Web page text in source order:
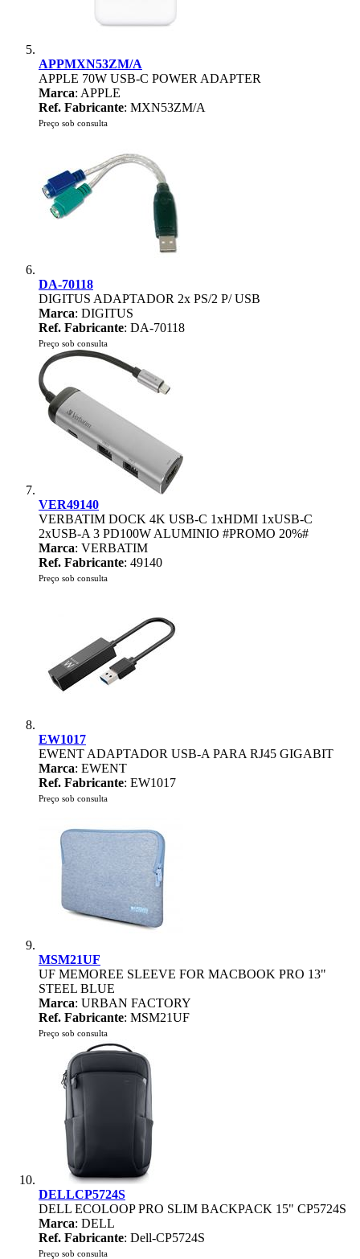
APPMXN53ZM/A
APPLE 70W USB-C POWER ADAPTER
Marca: APPLE
Ref. Fabricante: MXN53ZM/A
Preço sob consulta
DA-70118
DIGITUS ADAPTADOR 2x PS/2 P/ USB
Marca: DIGITUS
Ref. Fabricante: DA-70118
Preço sob consulta
VER49140
VERBATIM DOCK 4K USB-C 1xHDMI 1xUSB-C
2xUSB-A 3 PD100W ALUMINIO #PROMO 20%#
Marca: VERBATIM
Ref. Fabricante: 49140
Preço sob consulta
EW1017
EWENT ADAPTADOR USB-A PARA RJ45 GIGABIT
Marca: EWENT
Ref. Fabricante: EW1017
Preço sob consulta
MSM21UF
UF MEMOREE SLEEVE FOR MACBOOK PRO 13"
STEEL BLUE
Marca: URBAN FACTORY
Ref. Fabricante: MSM21UF
Preço sob consulta
DELLCP5724S
DELL ECOLOOP PRO SLIM BACKPACK 15" CP5724S
Marca: DELL
Ref. Fabricante: Dell-CP5724S
Preço sob consulta